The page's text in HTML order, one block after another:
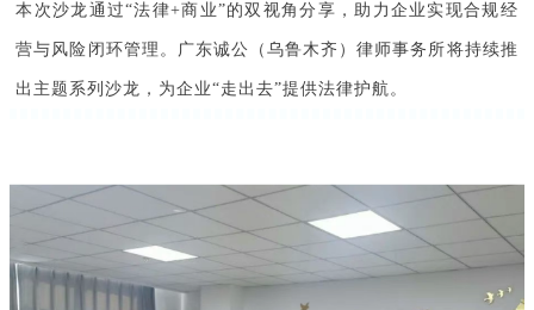
本次沙龙通过“法律+商业”的双视角分享，助力企业实现合规经
营与风险闭环管理。广东诚公（乌鲁木齐）律师事务所将持续推
出主题系列沙龙，为企业“走出去”提供法律护航。